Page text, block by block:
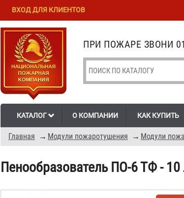
Перейти к
содержанию
Skip to
ПРИ ПОЖАРЕ ЗВОНИ
КАТАЛОГ О КОМПАНИИ КАК КУПИТЬ
Главная → Модули пожаротушения → Модули
ВХОД ДЛЯ КЛИЕНТОВ
Пенообразователь ПО-6 ТФ - 10